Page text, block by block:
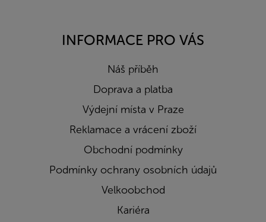
INFORMACE PRO VÁS
Náš příběh
Doprava a platba
Výdejní místa v Praze
Reklamace a vrácení zboží
Obchodní podmínky
Podmínky ochrany osobních údajů
Velkoobchod
Kariéra